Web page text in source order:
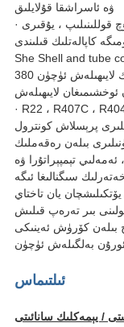
ۋە ئاسراشقا قۇلايلىق
· يۇقىرى ئۈنۈملۈك قاپ ۋە تۇرۇبا پارغا ئايلاندۇرغۇچ قوللىنىلىپ ، يۇقىرى
كاپالەتلىك قىلىندى
She Shell and tube
ئۆلچەملىك لايىھىلەش ئۈچۈن 380V-415V / 50HZ 3PH. تەلەپكە
لايىھىلەش
پرېسلاش كونترول
بىلەن رەقەملىك
تېمپېراتۇرا ۋە
يان تاختاي
بىر تەرەپ قىلىش
بىلەن كۆرۈش ئەينىكى
ئىلتىماس
/ يېمەكلىك سانائىتى